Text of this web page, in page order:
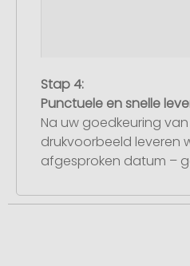
Stap 4:
Punctuele en snelle
Na uw goedkeuring
drukvoorbeeld leveren
afgesproken datum –